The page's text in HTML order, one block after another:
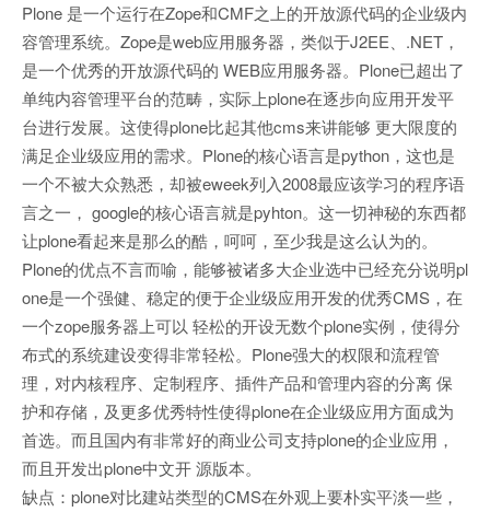
Plone 是一个运行在Zope和CMF之上的开放源代码的企业级内
容管理系统。Zope是web应用服务器，类似于J2EE、.NET，
是一个优秀的开放源代码的 WEB应用服务器。Plone已超出了
单纯内容管理平台的范畴，实际上plone在逐步向应用开发平
台进行发展。这使得plone比起其他cms来讲能够 更大限度的
满足企业级应用的需求。Plone的核心语言是python，这也是
一个不被大众熟悉，却被eweek列入2008最应该学习的程序语
言之一， google的核心语言就是pyhton。这一切神秘的东西都
让plone看起来是那么的酷，呵呵，至少我是这么认为的。
Plone的优点不言而喻，能够被诸多大企业选中已经充分说明pl
one是一个强健、稳定的便于企业级应用开发的优秀CMS，在
一个zope服务器上可以 轻松的开设无数个plone实例，使得分
布式的系统建设变得非常轻松。Plone强大的权限和流程管
理，对内核程序、定制程序、插件产品和管理内容的分离 保
护和存储，及更多优秀特性使得plone在企业级应用方面成为
首选。而且国内有非常好的商业公司支持plone的企业应用，
而且开发出plone中文开 源版本。
缺点：plone对比建站类型的CMS在外观上要朴实平淡一些，